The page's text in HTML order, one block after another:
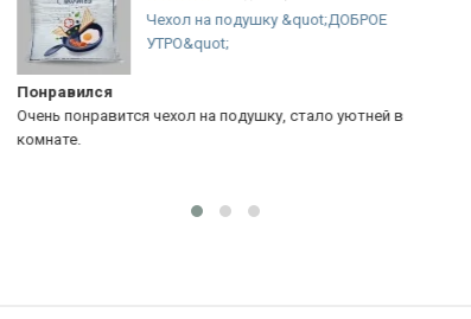
Чехол на подушку &quot;ДОБРОЕ
УТРО&quot;
Понравился
Очень понравится чехол на подушку, стало уютней в
комнате.